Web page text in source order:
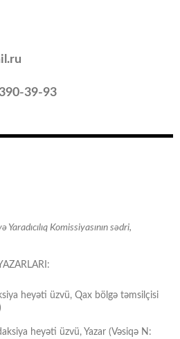
39-93
Komissiyasının sədri,
heyəti üzvü, Qax bölgə təmsilçisi
heyəti üzvü, Yazar (Vəsiqə N: